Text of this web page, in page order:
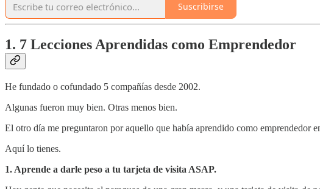
Suscribirse
1. 7 Lecciones Aprendidas como Emprendedor
He fundado o cofundado 5 compañías desde 2002.
Algunas fueron muy bien. Otras menos bien.
El otro día me preguntaron por aquello que había aprendido como emprendedor
Aquí lo tienes.
1. Aprende a darle peso a tu tarjeta de visita ASAP.